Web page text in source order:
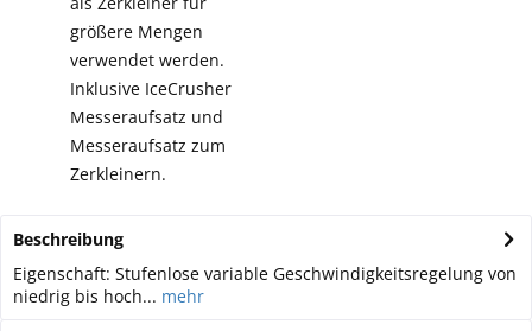
größere Mengen
verwendet werden.
Inklusive IceCrusher
Messeraufsatz und
Messeraufsatz zum
Zerkleinern.
Beschreibung
Eigenschaft: Stufenlose variable Geschwindigkeitsregelung von
niedrig bis hoch... mehr